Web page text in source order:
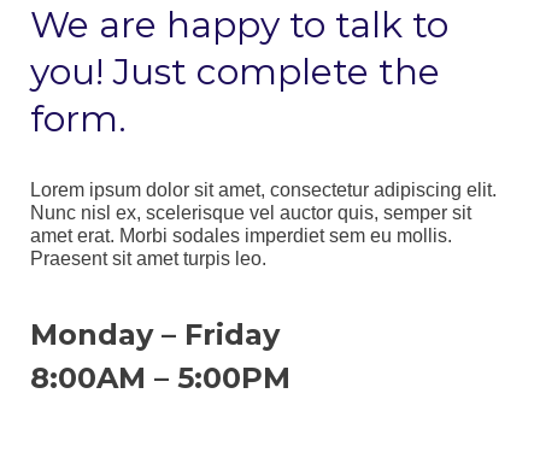
We are happy to talk to
you! Just complete the
form.
Lorem ipsum dolor sit amet, consectetur adipiscing elit.
Nunc nisl ex, scelerisque vel auctor quis, semper sit
amet erat. Morbi sodales imperdiet sem eu mollis.
Praesent sit amet turpis leo.
Monday – Friday
8:00AM – 5:00PM